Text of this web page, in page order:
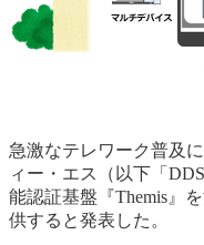
急激なテレワーク普及
ィー・エス（以下「
能認証基盤『Themis』
供すると発表した。